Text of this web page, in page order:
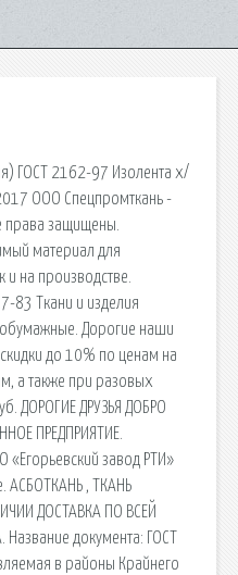
ГОСТ 2162-97 Изолента х/
ООО Спецпромткань -
права защищены.
материал для
и на производстве.
83 Ткани и изделия
Дорогие наши
до 10% по ценам на
а также при разовых
ДОРОГИЕ ДРУЗЬЯ ДОБРО
ПРЕДПРИЯТИЕ.
завод РТИ»
АСБОТКАНЬ , ТКАНЬ
ДОСТАВКА ПО ВСЕЙ
документа: ГОСТ
в районы Крайнего